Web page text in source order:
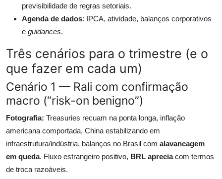
previsibilidade de regras setoriais.
Agenda de dados: IPCA, atividade, balanços corporativos
e guidances.
Três cenários para o trimestre (e o
que fazer em cada um)
Cenário 1 — Rali com confirmação
macro (“risk-on benigno”)
Fotografia: Treasuries recuam na ponta longa, inflação
americana comportada, China estabilizando em
infraestrutura/indústria, balanços no Brasil com alavancagem
em queda. Fluxo estrangeiro positivo, BRL apreciacom termos
de troca razoáveis.